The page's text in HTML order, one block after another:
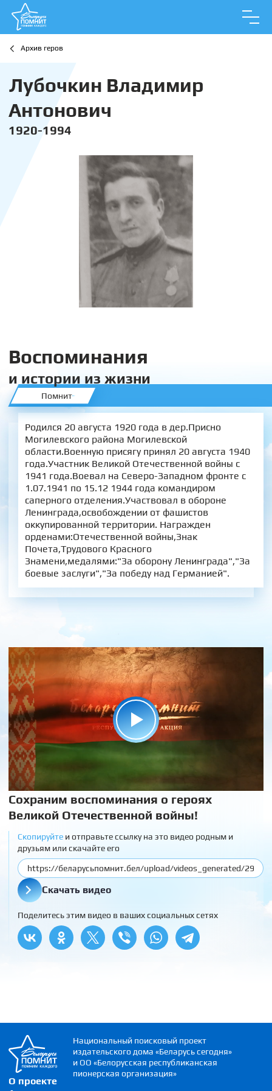
Архив геров
Лубочкин Владимир
Антонович
1920-1994
Воспоминания
и истории из жизни
Помнит
Родился 20 августа 1920 года в дер.Присно
Могилевского района Могилевской
области.Военную присягу принял 20 августа 1940
года.Участник Великой Отечественной войны с
1941 года.Воевал на Северо-Западном фронте с
1.07.1941 по 15.12 1944 года командиром
саперного отделения.Участвовал в обороне
Ленинграда,освобождении от фашистов
оккупированной территории. Награжден
орденами:Отечественной войны,Знак
Почета,Трудового Красного
Знамени,медалями:"За оборону Ленинграда","За
боевые заслуги","За победу над Германией".
Сохраним воспоминания о героях
Великой Отечественной войны!
Скопируйтеи отправьте ссылку на это видео родным и
друзьям или скачайте его
Скачать видео
Поделитесь этим видео в ваших социальных сетях
О проекте
Национальный поисковый проект
издательского дома «Беларусь сегодня»
и ОО «Белорусская республиканская
пионерская организация»